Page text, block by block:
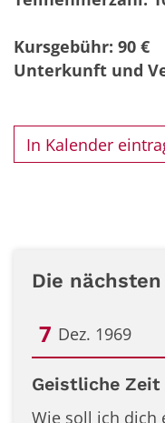
Kursgebühr: 90 €
Unterkunft und
In Kalender
Die
7 Dez. 1969
Datum: 7.
Geistliche Zeit
Wie soll ich dich